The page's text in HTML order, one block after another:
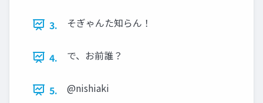
3. そぎゃんた知らん！
4. で、お前誰？
5. @nishiaki